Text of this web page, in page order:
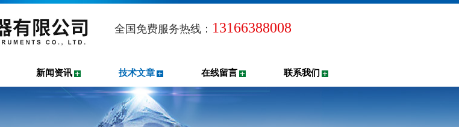
全国免费服务热线： 13166388008
新闻资讯 技术文章 在线留言 联系我们